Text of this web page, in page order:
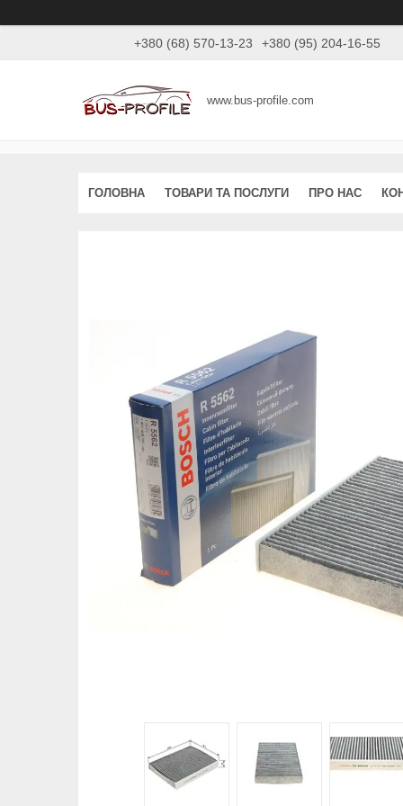
+380 (68) 570-13-23 +380 (95) 204-16-55
www.bus-profile.com
ГОЛОВНА ТОВАРИ ТА ПОСЛУГИ ПРО НАС